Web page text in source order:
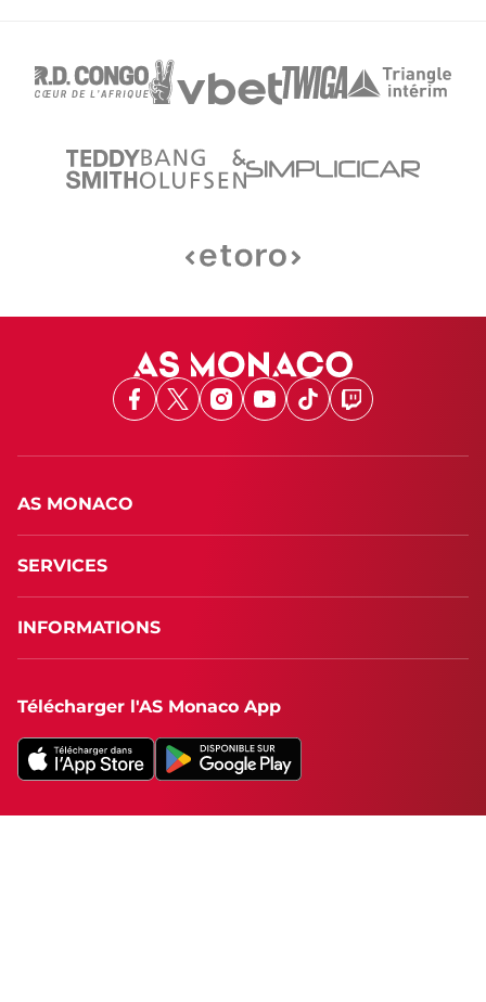
Facebook
X Instagram
Youtube
TikTokTwitch
AS MONACO
SERVICES
INFORMATIONS
Télécharger l'AS Monaco App